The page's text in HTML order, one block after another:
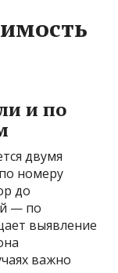
и по
двумя
номеру
до
— по
выявление
важно